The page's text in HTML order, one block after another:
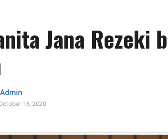
Jana
Admin
16, 2020